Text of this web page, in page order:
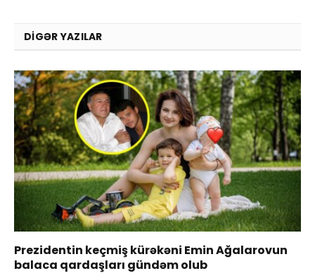
DIGƏR YAZILAR
Prezidentin keçmiş kürəkəni Emin Ağalarovun
balaca qardaşları gündəm olub